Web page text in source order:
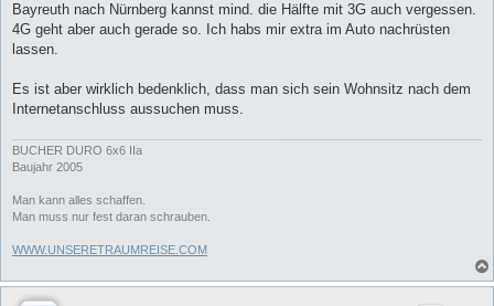
Bayreuth nach Nürnberg kannst mind. die Hälfte mit 3G auch vergessen.
4G geht aber auch gerade so. Ich habs mir extra im Auto nachrüsten
lassen.
Es ist aber wirklich bedenklich, dass man sich sein Wohnsitz nach dem
Internetanschluss aussuchen muss.
BUCHER DURO 6x6 IIa
Baujahr 2005
​Man kann alles schaffen.
Man muss nur fest daran schrauben.
WWW.UNSERETRAUMREISE.COM